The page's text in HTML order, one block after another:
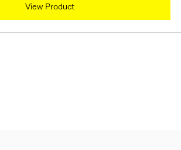
View Product